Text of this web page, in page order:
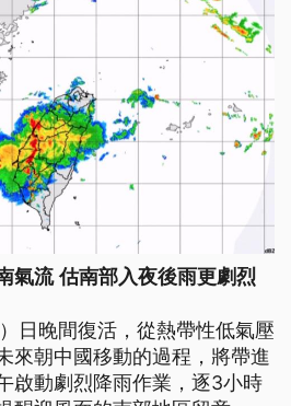
氣流 估南部入夜後雨更劇烈
日晚間復活，從熱帶性低氣壓
來朝中國移動的過程，將帶進
啟動劇烈降雨作業，逐3小時